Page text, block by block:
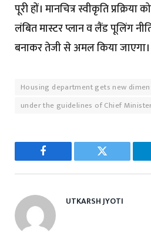
पूरी हों। मानचित्र स्वीकृति
लंबित मास्टर प्लान व लैंड पूलिंग
बनाकर तेजी से अमल किया जाएगा।
Housing department gets new
under the guidelines of Chief
Facebook Twitter
UTKARSH JYOTI